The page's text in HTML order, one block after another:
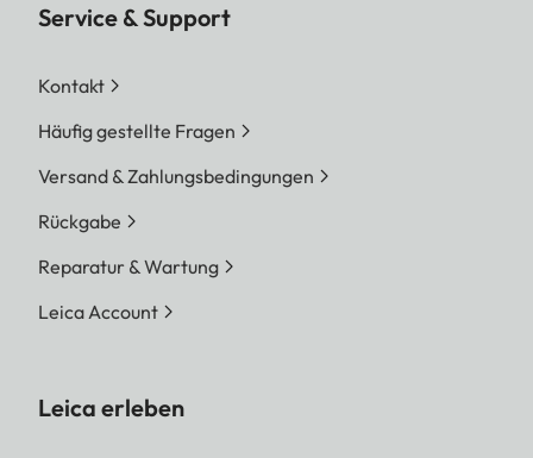
Service & Support
Kontakt
Häufig gestellte Fragen
Versand & Zahlungsbedingungen
Rückgabe
Reparatur & Wartung
Leica Account
Leica erleben